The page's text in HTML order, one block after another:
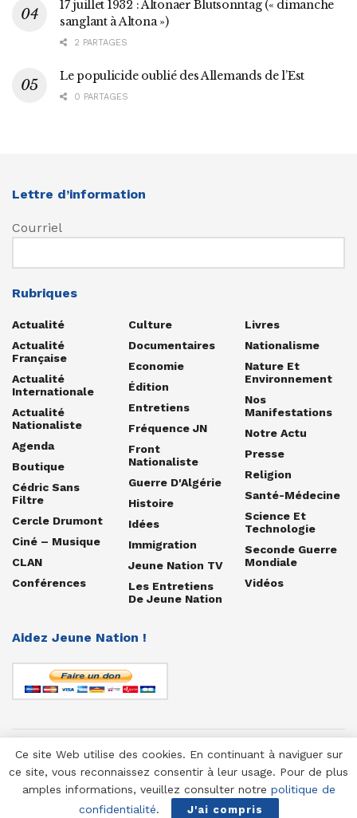
17 juillet 1932 : Altonaer Blutsonntag (« dimanche
sanglant à Altona »)
2 PARTAGES
Le populicide oublié des Allemands de l’Est
0 PARTAGES
Lettre d’information
Courriel
Rubriques
Actualité
Actualité
Française
Actualité
Internationale
Actualité
Nationaliste
Agenda
Boutique
Cédric Sans
Filtre
Cercle Drumont
Ciné – Musique
CLAN
Conférences
Culture
Documentaires
Economie
Édition
Entretiens
Fréquence JN
Front
Nationaliste
Guerre D'Algérie
Histoire
Idées
Immigration
Jeune Nation TV
Les Entretiens
De Jeune Nation
Livres
Nationalisme
Nature Et
Environnement
Nos
Manifestations
Notre Actu
Presse
Religion
Santé-Médecine
Science Et
Technologie
Seconde Guerre
Mondiale
Vidéos
Aidez Jeune Nation !
© 1958-2025 Jeune Nation
Ce site Web utilise des cookies. En continuant à naviguer sur
ce site, vous reconnaissez consentir à leur usage. Pour de plus
amples informations, veuillez consulter notre politique de
confidentialité. J'ai compris